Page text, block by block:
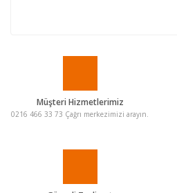
Müşteri Hizmetlerimiz
0216 466 33 73 Çağrı merkezimizi arayın.